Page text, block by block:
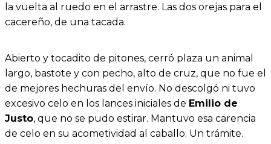
la vuelta al ruedo en el arrastre. Las dos orejas para el
cacereño, de una tacada.
Abierto y tocadito de pitones, cerró plaza un animal
largo, bastote y con pecho, alto de cruz, que no fue el
de mejores hechuras del envío. No descolgó ni tuvo
excesivo celo en los lances iniciales de Emilio de
Justo, que no se pudo estirar. Mantuvo esa carencia
de celo en su acometividad al caballo. Un trámite.